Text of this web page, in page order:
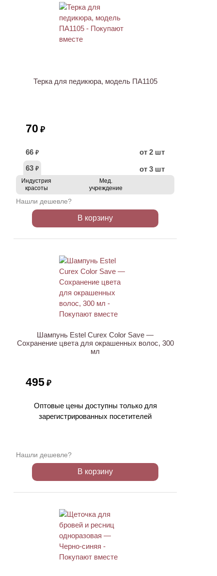
Терка для педикюра, модель ПА1105
70 ₽
66 ₽
от 2 шт
63 ₽ от 3 шт
Индустрия
красоты
Мед.
учреждение
Нашли дешевле?
В корзину
Шампунь Estel Curex Color Save —
Сохранение цвета для окрашенных волос, 300
мл
495 ₽
Оптовые цены доступны только для
зарегистрированных посетителей
Нашли дешевле?
В корзину